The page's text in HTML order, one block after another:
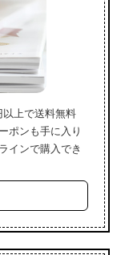
上で送料無料
ポンも手に入り
インで購入でき